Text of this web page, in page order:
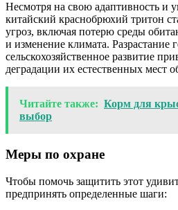
Несмотря на свою адаптивность и
китайский краснобрюхий тритон
угроз, включая потерю среды
и изменение климата. Разрастание
сельскохозяйственное развитие
деградации их естественных мест
Читайте также: Корм для
выбор
Меры по охране
Чтобы помочь защитить этот
предпринять определенные шаги: